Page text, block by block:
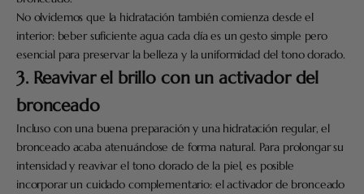
No olvidemos que la hidratación también comienza desde el
interior: beber suficiente agua cada día es un gesto simple pero
esencial para preservar la belleza y la uniformidad del tono dorado.
3. Reavivar el brillo con un activador del
bronceado
Incluso con una buena preparación y una hidratación regular, el
bronceado acaba atenuándose de forma natural. Para prolongar su
intensidad y reavivar el tono dorado de la piel, es posible
incorporar un cuidado complementario: el activador de bronceado